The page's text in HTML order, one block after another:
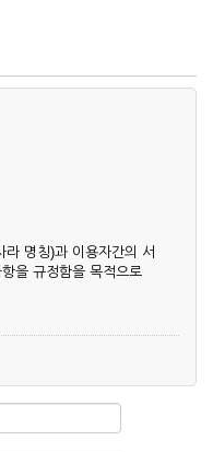
명칭)과 이용자간의 서
을 규정함을 목적으로
할 경우 온라인 공사를
경우 서비스 이용을 중
. 약관의 효력 발생일 이